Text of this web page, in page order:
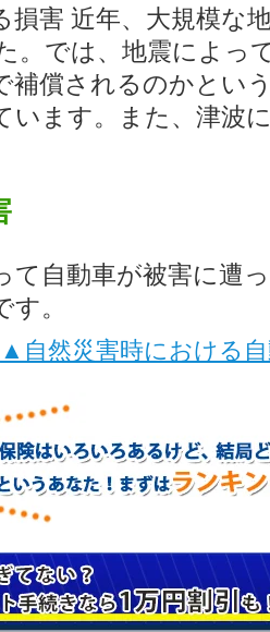
害 近年、大規模な
。では、地震によっ
補償されるのかとい
います。また、津波
自動車が被害に遭
。
▲自然災害時における